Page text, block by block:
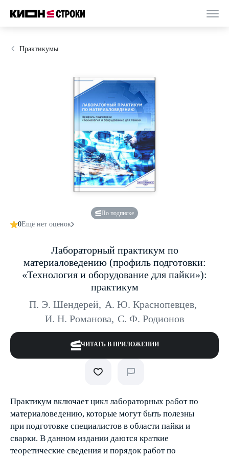
Практикумы
По подписке
0Ещё нет оценок
Лабораторный практикум по
материаловедению (профиль подготовки:
«Технология и оборудование для пайки»):
практикум
П. Э. Шендерей, А. Ю. Краснопевцев,
И. Н. Романова, С. Ф. Родионов
ЧИТАТЬ В ПРИЛОЖЕНИИ
Практикум включает цикл лабораторных работ по
материаловедению, которые могут быть полезны
при подготовке специалистов в области пайки и
сварки. В данном издании даются краткие
теоретические сведения и порядок работ по